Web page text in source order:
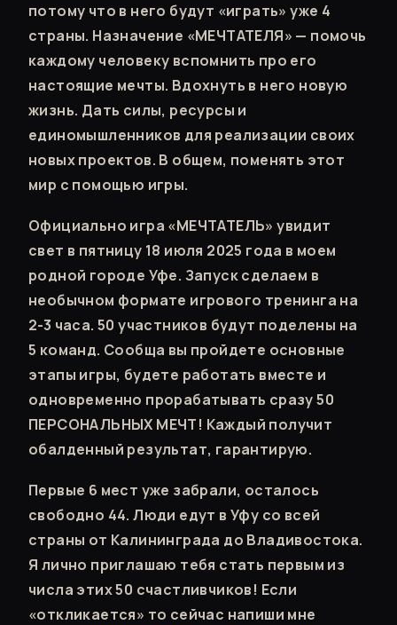
потому что в него будут «играть» уже 4
страны. Назначение «МЕЧТАТЕЛЯ» — помочь
каждому человеку вспомнить про его
настоящие мечты. Вдохнуть в него новую
жизнь. Дать силы, ресурсы и
единомышленников для реализации своих
новых проектов. В общем, поменять этот
мир с помощью игры.
Официально игра «МЕЧТАТЕЛЬ» увидит
свет в пятницу 18 июля 2025 года в моем
родной городе Уфе. Запуск сделаем в
необычном формате игрового тренинга на
2-3 часа. 50 участников будут поделены на
5 команд. Сообща вы пройдете основные
этапы игры, будете работать вместе и
одновременно прорабатывать сразу 50
ПЕРСОНАЛЬНЫХ МЕЧТ! Каждый получит
обалденный результат, гарантирую.
Первые 6 мест уже забрали, осталось
свободно 44. Люди едут в Уфу со всей
страны от Калининграда до Владивостока.
Я лично приглашаю тебя стать первым из
числа этих 50 счастливчиков! Если
«откликается» то сейчас напиши мне